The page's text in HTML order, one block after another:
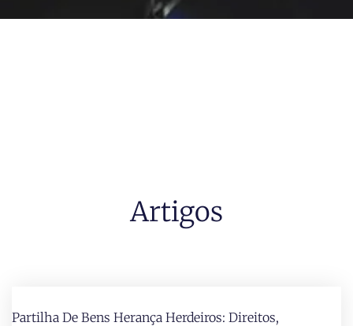
Artigos
Partilha De Bens Herança Herdeiros: Direitos,